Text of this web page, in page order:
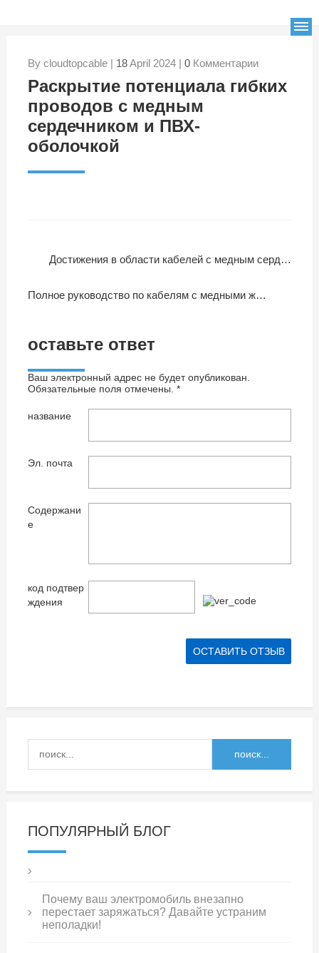
By cloudtopcable | 18April 2024 | 0Комментарии
Раскрытие потенциала гибких
проводов с медным
сердечником и ПВХ-
оболочкой
Достижения в области кабелей с медным сердечником и тефлоновой изоляцией
Полное руководство по кабелям с медными жилами
оставьте ответ
Ваш электронный адрес не будет опубликован.
Обязательные поля отмечены. *
название
Эл. почта
Содержани
е
код подтвер
ждения
ПОПУЛЯРНЫЙ БЛОГ
Почему ваш электромобиль внезапно
перестает заряжаться? Давайте устраним
неполадки!